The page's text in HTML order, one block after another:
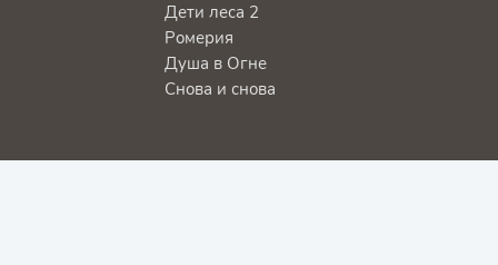
Дети леса 2
Ромерия
Душа в Огне
Снова и снова